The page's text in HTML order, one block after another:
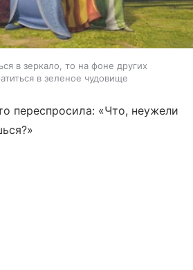
в зеркало, то на фоне других
в зеленое чудовище
переспросила: «Что, неужели